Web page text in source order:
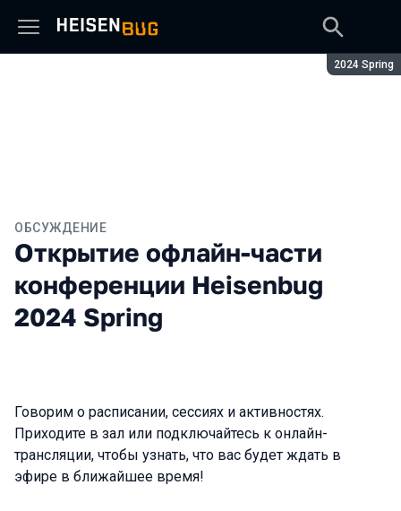
Сезон:
2024 Spring
ОБСУЖДЕНИЕ
Открытие офлайн-части
конференции Heisenbug
2024 Spring
Говорим о расписании, сессиях и активностях.
Приходите в зал или подключайтесь к онлайн-
трансляции, чтобы узнать, что вас будет ждать в
эфире в ближайшее время!